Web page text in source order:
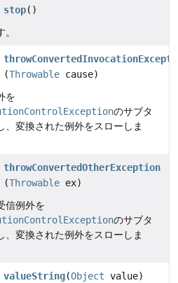
stop()
(Throwable cause)
を
のサブタ
、変換された例外をスローしま
throwConvertedOtherException
(Throwable ex)
信例外を
のサブタ
、変換された例外をスローしま
valueString(Object value)